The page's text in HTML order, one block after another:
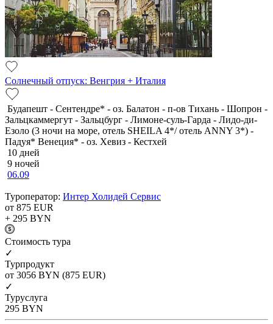
Солнечный отпуск: Венгрия + Италия
Будапешт - Сентендре* - оз. Балатон - п-ов Тихань - Шопрон -
Зальцкаммергут - Зальцбург - Лимоне-суль-Гарда - Лидо-ди-
Езоло (3 ночи на море, отель SHEILA 4*/ отель ANNY 3*) -
Падуя* Венеция* - оз. Хевиз - Кестхей
10 дней
9 ночей
06.09
Туроператор: Интер Холидей Сервис
от 875 EUR
+ 295 BYN
Cтоимость тура
✓
Турпродукт
от 3056 BYN (875 EUR)
✓
Туруслуга
295 BYN